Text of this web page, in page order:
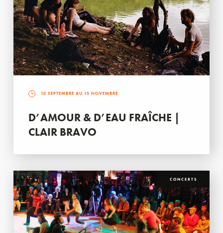
10 SEPTEMBRE AU 15 NOVEMBRE
D’AMOUR & D’EAU FRAÎCHE |
CLAIR BRAVO
CONCERTS